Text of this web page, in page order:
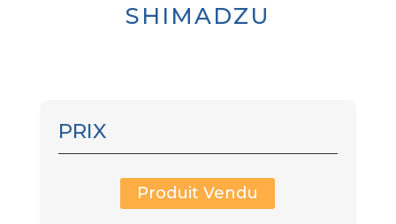
SHIMADZU
PRIX
Produit Vendu